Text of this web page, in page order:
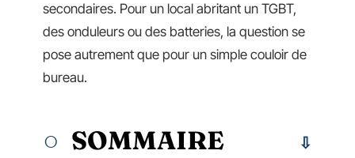
secondaires. Pour un local abritant un TGBT,
des onduleurs ou des batteries, la question se
pose autrement que pour un simple couloir de
bureau.
SOMMAIRE